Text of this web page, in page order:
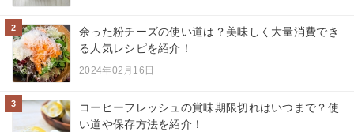
2
余った粉チーズの使い道は？美味しく大量消費でき
る人気レシピを紹介！
2024年02月16日
3
コーヒーフレッシュの賞味期限切れはいつまで？使
い道や保存方法を紹介！